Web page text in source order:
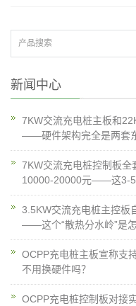
新闻中心
7KW交流充电桩主板和
——硬件架构完全是两套
7KW交流充电桩控制板全
10000-20000元——这3-5
3.5KW交流充电桩主控板
——这个“散热分水岭”是怎
OCPP充电桩主板宣称支
不用换硬件吗？
OCPP充电桩控制板对接